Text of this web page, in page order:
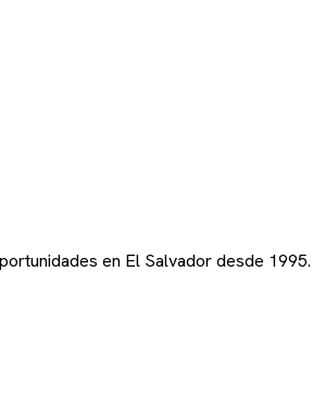
en El Salvador desde 1995.